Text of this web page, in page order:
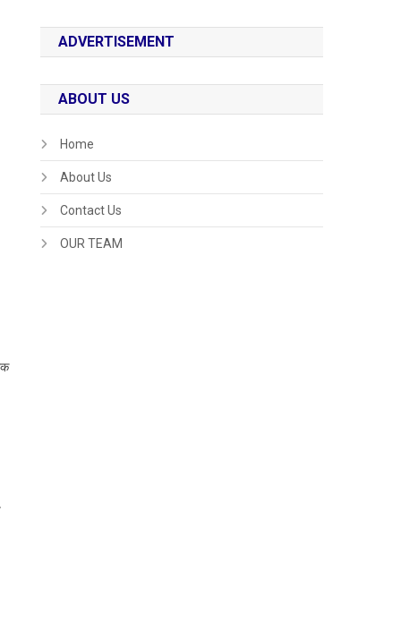
ADVERTISEMENT
ABOUT US
Home
About Us
Contact Us
OUR TEAM